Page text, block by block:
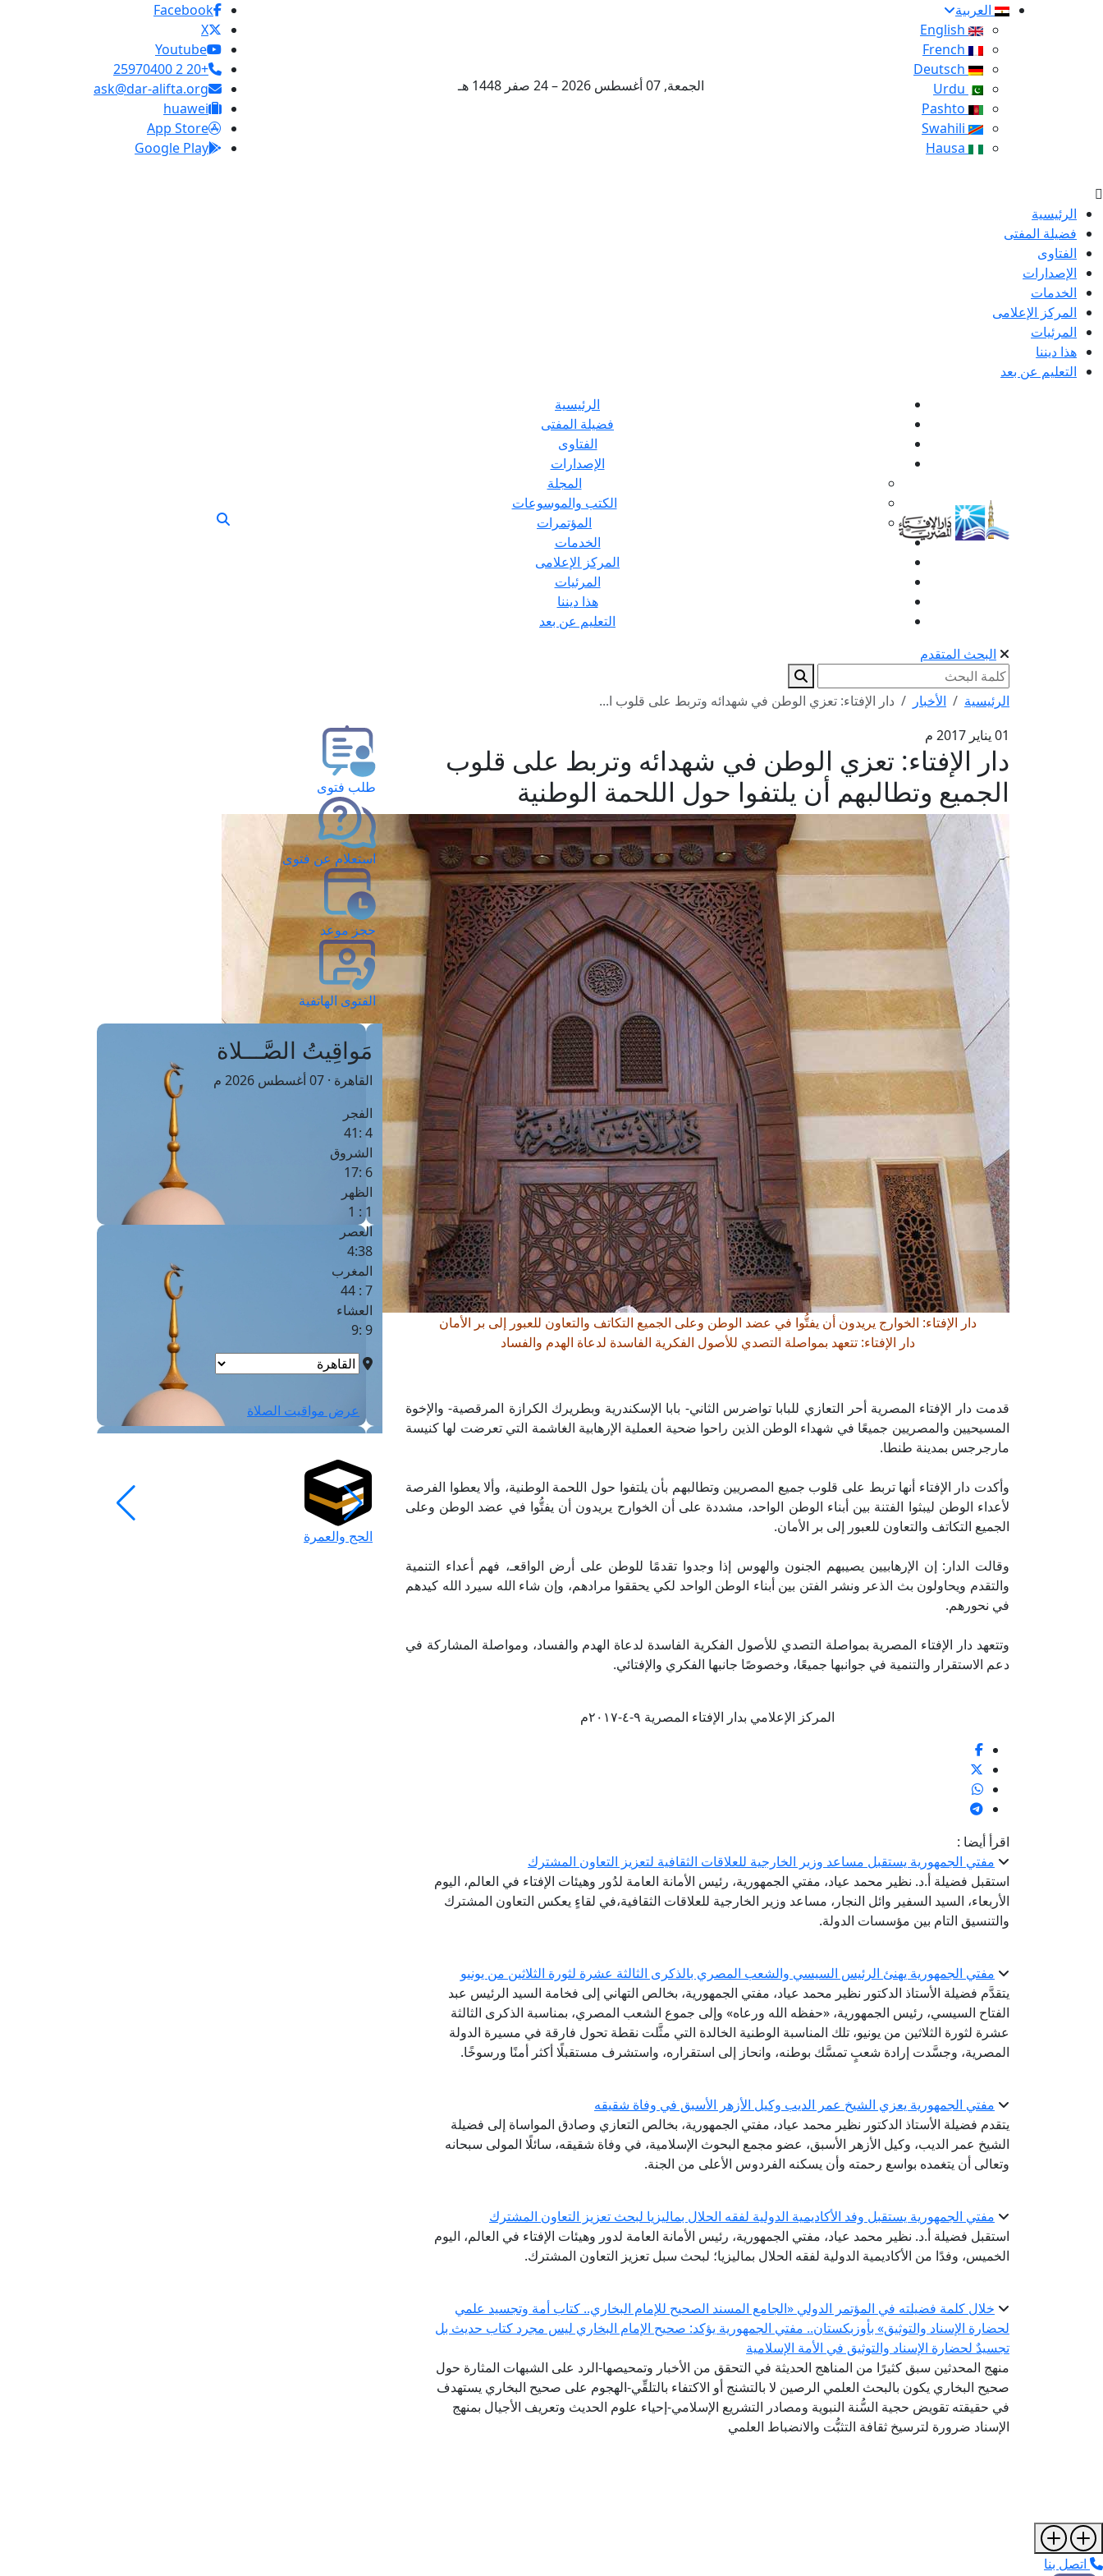
العربية
الجمعة, 07 أغسطس 2026 – 24 صفر 1448 هـ
Facebook
X
Youtube
+20 2 25970400
ask@dar-alifta.org
huawei
App Store
Google Play
الرئيسية
فضيلة المفتى
الفتاوى
الإصدارات
الخدمات
المركز الإعلامى
المرئيات
هذا ديننا
التعليم عن بعد
الرئيسية
فضيلة المفتى
الفتاوى
الإصدارات
المجلة
الكتب والموسوعات
المؤتمرات
الخدمات
المركز الإعلامى
المرئيات
هذا ديننا
التعليم عن بعد
البحث المتقدم
الرئيسية الأخبار
دار الإفتاء: تعزي الوطن في شهدائه وتربط على قلوب ا...
01 يناير 2017 م
دار الإفتاء: تعزي الوطن في شهدائه وتربط على قلوب
الجميع وتطالبهم أن يلتفوا حول اللحمة الوطنية
دار الإفتاء: الخوارج يريدون أن يفتُّوا في عضد الوطن وعلى الجميع التكاتف والتعاون للعبور إلى بر الأمان
دار الإفتاء: تتعهد بمواصلة التصدي للأصول الفكرية الفاسدة لدعاة الهدم والفساد
قدمت دار الإفتاء المصرية أحر التعازي للبابا تواضرس الثاني- بابا الإسكندرية وبطريرك الكرازة المرقصية- والإخوة
المسيحيين والمصريين جميعًا في شهداء الوطن الذين راحوا ضحية العملية الإرهابية الغاشمة التي تعرضت لها كنيسة
مارجرجس بمدينة طنطا.
وأكدت دار الإفتاء أنها تربط على قلوب جميع المصريين وتطالبهم بأن يلتفوا حول اللحمة الوطنية، وألا يعطوا الفرصة
لأعداء الوطن ليبثوا الفتنة بين أبناء الوطن الواحد، مشددة على أن الخوارج يريدون أن يفتُّوا في عضد الوطن وعلى
الجميع التكاتف والتعاون للعبور إلى بر الأمان.
وقالت الدار: إن الإرهابيين يصيبهم الجنون والهوس إذا وجدوا تقدمًا للوطن على أرض الواقعـ، فهم أعداء التنمية
والتقدم ويحاولون بث الذعر ونشر الفتن بين أبناء الوطن الواحد لكي يحققوا مرادهم، وإن شاء الله سيرد الله كيدهم
في نحورهم.
وتتعهد دار الإفتاء المصرية بمواصلة التصدي للأصول الفكرية الفاسدة لدعاة الهدم والفساد، ومواصلة المشاركة في
دعم الاستقرار والتنمية في جوانبها جميعًا، وخصوصًا جانبها الفكري والإفتائي.
المركز الإعلامي بدار الإفتاء المصرية ٩-٤-٢٠١٧م
اقرأ أيضا :
مفتي الجمهورية يستقبل مساعد وزير الخارجية للعلاقات الثقافية لتعزيز التعاون المشترك
استقبل فضيلة أ.د. نظير محمد عياد، مفتي الجمهورية، رئيس الأمانة العامة لدُور وهيئات الإفتاء في العالم، اليوم
الأربعاء، السيد السفير وائل النجار، مساعد وزير الخارجية للعلاقات الثقافية،في لقاءٍ يعكس التعاون المشترك
والتنسيق التام بين مؤسسات الدولة.
مفتي الجمهورية يهنئ الرئيس السيسي والشعب المصري بالذكرى الثالثة عشرة لثورة الثلاثين من يونيو
يتقدَّم فضيلة الأستاذ الدكتور نظير محمد عياد، مفتي الجمهورية، بخالص التهاني إلى فخامة السيد الرئيس عبد
الفتاح السيسي، رئيس الجمهورية، «حفظه الله ورعاه» وإلى جموع الشعب المصري، بمناسبة الذكرى الثالثة
عشرة لثورة الثلاثين من يونيو، تلك المناسبة الوطنية الخالدة التي مثَّلت نقطة تحول فارقة في مسيرة الدولة
المصرية، وجسَّدت إرادة شعبٍ تمسَّك بوطنه، وانحاز إلى استقراره، واستشرف مستقبلًا أكثر أمنًا ورسوخًا.
مفتي الجمهورية يعزي الشيخ عمر الديب وكيل الأزهر الأسبق في وفاة شقيقه
يتقدم فضيلة الأستاذ الدكتور نظير محمد عياد، مفتي الجمهورية، بخالص التعازي وصادق المواساة إلى فضيلة
الشيخ عمر الديب، وكيل الأزهر الأسبق، عضو مجمع البحوث الإسلامية، في وفاة شقيقه، سائلًا المولى سبحانه
وتعالى أن يتغمده بواسع رحمته وأن يسكنه الفردوس الأعلى من الجنة.
مفتي الجمهورية يستقبل وفد الأكاديمية الدولية لفقه الحلال بماليزيا لبحث تعزيز التعاون المشترك
استقبل فضيلة أ.د. نظير محمد عياد، مفتي الجمهورية، رئيس الأمانة العامة لدور وهيئات الإفتاء في العالم، اليوم
الخميس، وفدًا من الأكاديمية الدولية لفقه الحلال بماليزيا؛ لبحث سبل تعزيز التعاون المشترك.
خلال كلمة فضيلته في المؤتمر الدولي «الجامع المسند الصحيح للإمام البخاري.. كتاب أمة وتجسيد علمي
لحضارة الإسناد والتوثيق» بأوزبكستان.. مفتي الجمهورية يؤكد: صحيح الإمام البخاري ليس مجرد كتاب حديث بل
تجسيدٌ لحضارة الإسناد والتوثيق في الأمة الإسلامية
منهج المحدثين سبق كثيرًا من المناهج الحديثة في التحقق من الأخبار وتمحيصها-الرد على الشبهات المثارة حول
صحيح البخاري يكون بالبحث العلمي الرصين لا بالتشنج أو الاكتفاء بالتلقِّي-الهجوم على صحيح البخاري يستهدف
في حقيقته تقويض حجية السُّنة النبوية ومصادر التشريع الإسلامي-إحياء علوم الحديث وتعريف الأجيال بمنهج
الإسناد ضرورة لترسيخ ثقافة التثبُّت والانضباط العلمي
طلب فتوى
استعلام عن فتوى
حجز موعد
الفتوى الهاتفية
مَواقِيتُ الصَّـــلاة
القاهرة · 07 أغسطس 2026 م
الفجر
4 :41
الشروق
6 :17
الظهر
1 : 1
العصر
4:38
المغرب
7 : 44
العشاء
9 :9
عرض مواقيت الصلاة
الحج والعمرة
اتصل بنا